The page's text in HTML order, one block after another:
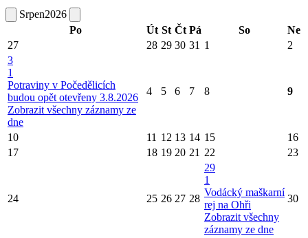
Srpen2026
Po
Út St Čt Pá So
Ne
27
28 29 30 31 1
2
3
1
Potraviny v Počedělicích
budou opět otevřeny 3.8.2026
Zobrazit všechny záznamy ze
dne
4 5 6 7 8 9
10 11 12 13 14 15
16
17
18 19 20 21 22 23
24 25 26 27 28
29
1
Vodácký maškarní
rej na Ohři
Zobrazit všechny
záznamy ze dne
30